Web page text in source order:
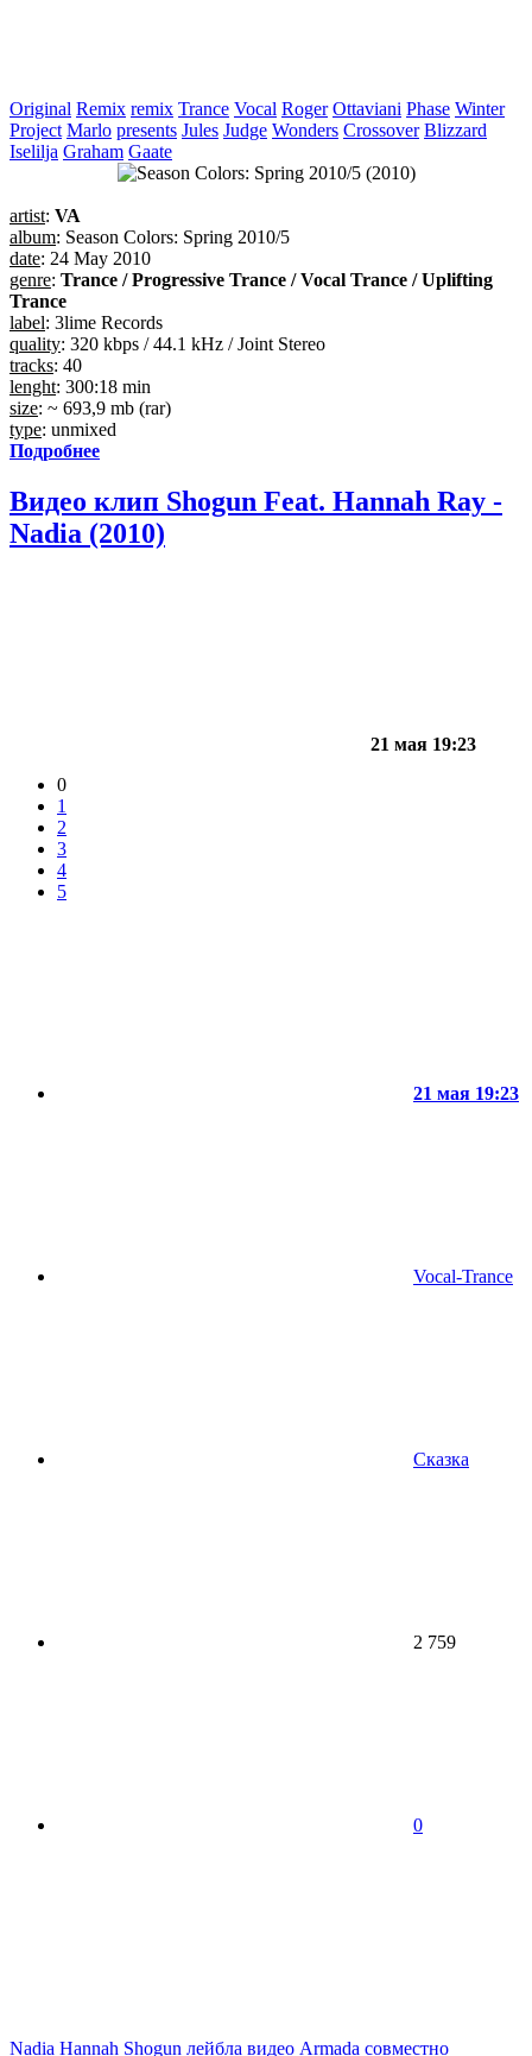
Original Remix remix Trance Vocal Roger Ottaviani Phase Winter
Project Marlo presents Jules Judge Wonders Crossover Blizzard
Iselilja Graham Gaate
artist: VA
album: Season Colors: Spring 2010/5
date: 24 May 2010
genre: Trance / Progressive Trance / Vocal Trance / Uplifting
Trance
label: 3lime Records
quality: 320 kbps / 44.1 kHz / Joint Stereo
tracks: 40
lenght: 300:18 min
size: ~ 693,9 mb (rar)
type: unmixed
Подробнее
Видео клип Shogun Feat. Hannah Ray -
Nadia (2010)
21 мая 19:23
0
1
2
3
4
5
21 мая 19:23
Vocal-Trance
Сказка
2 759
0
Nadia Hannah Shogun лейбла видео Armada совместно